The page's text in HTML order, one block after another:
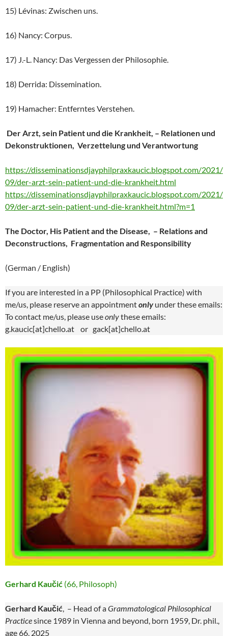
15) Lévinas: Zwischen uns.
16) Nancy: Corpus.
17) J.-L. Nancy: Das Vergessen der Philosophie.
18) Derrida: Dissemination.
19) Hamacher: Entferntes Verstehen.
Der Arzt, sein Patient und die Krankheit, – Relationen und
Dekonstruktionen, Verzettelung und Verantwortung
https://disseminationsdjayphilpraxkaucic.blogspot.com/2021/
09/der-arzt-sein-patient-und-die-krankheit.html
https://disseminationsdjayphilpraxkaucic.blogspot.com/2021/
09/der-arzt-sein-patient-und-die-krankheit.html?m=1
The Doctor, His Patient and the Disease, – Relations and
Deconstructions, Fragmentation and Responsibility
(German / English)
If you are interested in a PP (Philosophical Practice) with
me/us, please reserve an appointmentonlyunder these emails:
To contact me/us, please useonlythese emails:
g.kaucic[at]chello.at or gack[at]chello.at
Gerhard Kaučić (66, Philosoph)
Gerhard Kaučić, – Head of aGrammatological Philosophical
Practicesince 1989 in Vienna and beyond, born 1959, Dr. phil.,
age 66, 2025